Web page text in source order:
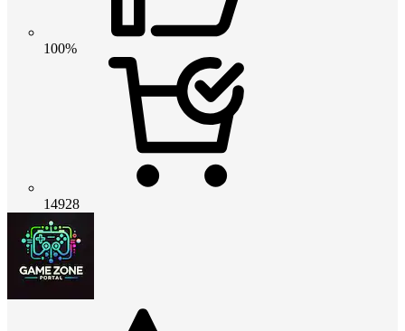
100%
14928